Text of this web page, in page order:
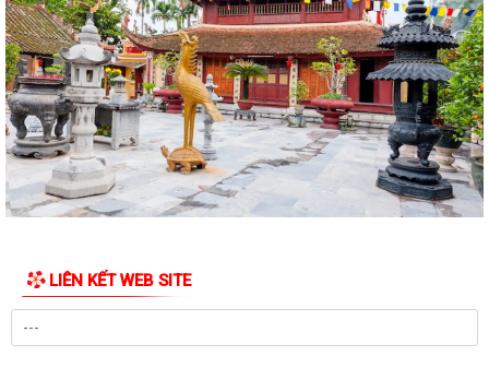
đồng hương Vĩnh Bảo tại thành...
Quyết định về việc công bố thủ tục hành chính đặc thù mới ban hành
lĩnh vực đất đai thuộc phạm vi...
UBND xã Vĩnh Hải triển khai Kế hoạch tổ chức các hoạt động kỷ niệm
79 năm Ngày Thương binh - Liệt...
Ban chỉ huy quân sự xã Vĩnh Hải tổ chức Hội nghị công bố, trao quyết
định miễn nhiệm, bổ nhiệm Thôn...
tác xây dựng văn bản quy phạm...
KỲ HỌP THỨ 3 HĐND XÃ VĨNH HẢI KHÓA II, NHIỆM KỲ 2026 - 2031
LIÊN KẾT WEB SITE